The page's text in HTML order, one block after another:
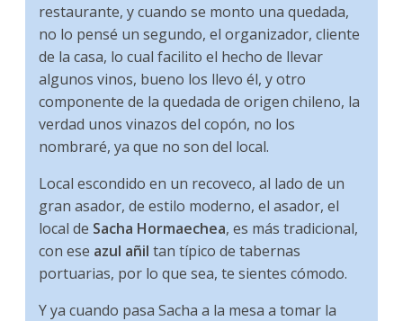
restaurante, y cuando se monto una quedada,
no lo pensé un segundo, el organizador, cliente
de la casa, lo cual facilito el hecho de llevar
algunos vinos, bueno los llevo él, y otro
componente de la quedada de origen chileno, la
verdad unos vinazos del copón, no los
nombraré, ya que no son del local.
Local escondido en un recoveco, al lado de un
gran asador, de estilo moderno, el asador, el
local de Sacha Hormaechea, es más tradicional,
con ese azul añil tan típico de tabernas
portuarias, por lo que sea, te sientes cómodo.
Y ya cuando pasa Sacha a la mesa a tomar la